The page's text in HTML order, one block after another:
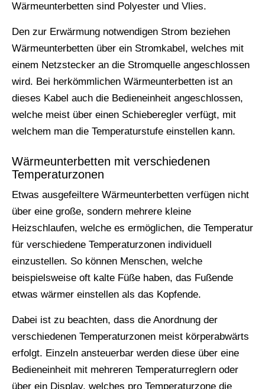
Wärmeunterbetten sind Polyester und Vlies.
Den zur Erwärmung notwendigen Strom beziehen
Wärmeunterbetten über ein Stromkabel, welches mit
einem Netzstecker an die Stromquelle angeschlossen
wird. Bei herkömmlichen Wärmeunterbetten ist an
dieses Kabel auch die Bedieneinheit angeschlossen,
welche meist über einen Schieberegler verfügt, mit
welchem man die Temperaturstufe einstellen kann.
Wärmeunterbetten mit verschiedenen
Temperaturzonen
Etwas ausgefeiltere Wärmeunterbetten verfügen nicht
über eine große, sondern mehrere kleine
Heizschlaufen, welche es ermöglichen, die Temperatur
für verschiedene Temperaturzonen individuell
einzustellen. So können Menschen, welche
beispielsweise oft kalte Füße haben, das Fußende
etwas wärmer einstellen als das Kopfende.
Dabei ist zu beachten, dass die Anordnung der
verschiedenen Temperaturzonen meist körperabwärts
erfolgt. Einzeln ansteuerbar werden diese über eine
Bedieneinheit mit mehreren Temperaturreglern oder
über ein Display, welches pro Temperaturzone die